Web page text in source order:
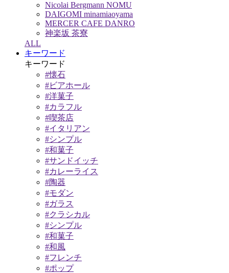
Nicolai Bergmann NOMU
DAIGOMI minamiaoyama
MERCER CAFE DANRO
神楽坂 茶寮
ALL
キーワード
キーワード
#懐石
#ビアホール
#洋菓子
#カラフル
#喫茶店
#イタリアン
#シンプル
#和菓子
#サンドイッチ
#カレーライス
#陶器
#モダン
#ガラス
#クラシカル
#シンプル
#和菓子
#和風
#フレンチ
#ポップ